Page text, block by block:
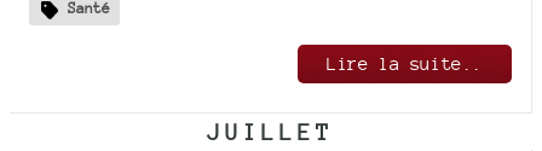
Santé
Lire la suite..
JUILLET